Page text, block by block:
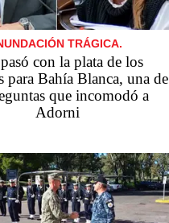
TRÁGICA.
con la plata de los
para Bahía Blanca, una de
que incomodó a
Adorni